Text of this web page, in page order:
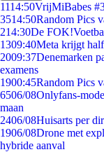
1114:50VrijMiBabes
3514:50Random Pics
214:30De
1309:40Meta krijgt
2009:37Denemarken
examens
1900:45Random Pics
6506/08Onlyfans-
maan
2406/08Huisarts per
1906/08Drone met
hybride aanval